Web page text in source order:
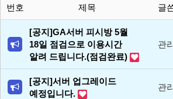
번호 제목 글
[공지]GA서버 피시방 5월
18일 점검으로 이용시간
알려 드립니다.(점검완료)
관
[공지]서버 업그레이드
예정입니다.
관